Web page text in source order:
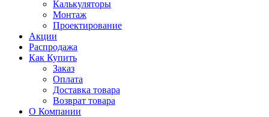
Калькуляторы
Монтаж
Проектирование
Акции
Распродажа
Как Купить
Заказ
Оплата
Доставка товара
Возврат товара
О Компании